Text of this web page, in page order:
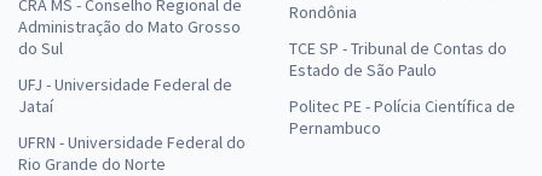
CRA MS - Conselho Regional de
Administração do Mato Grosso
do Sul
UFJ - Universidade Federal de
Jataí
UFRN - Universidade Federal do
Rio Grande do Norte
Rondônia
TCE SP - Tribunal de Contas do
Estado de São Paulo
Politec PE - Polícia Científica de
Pernambuco